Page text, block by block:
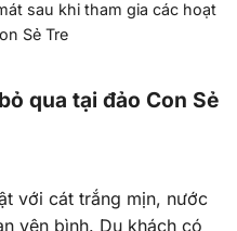
sau khi tham gia các hoạt
Sẻ Tre
qua tại đảo Con Sẻ
với cát trắng mịn, nước
yên bình. Du khách có